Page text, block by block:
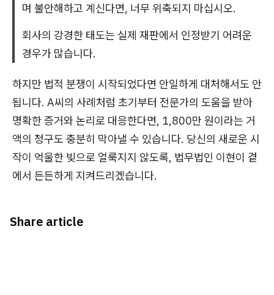
며 불안해하고 계신다면, 너무 위축되지 마십시오.
회사의 강경한 태도는 실제 재판에서 인정받기 어려운
경우가 많습니다.
하지만 법적 분쟁이 시작되었다면 안일하게 대처해서도 안
됩니다. A씨의 사례처럼 초기부터 전문가의 도움을 받아
명확한 증거와 논리로 대응한다면, 1,800만 원이라는 거
액의 청구도 충분히 막아낼 수 있습니다. 당신의 새로운 시
작이 억울한 빚으로 얼룩지지 않도록, 법무법인 이현이 곁
에서 든든하게 지켜드리겠습니다.
Share article